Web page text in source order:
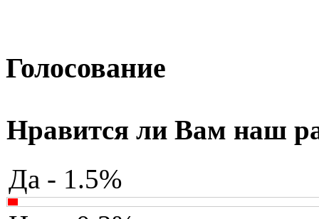
Голосование
Нравится ли Вам наш
Да - 1.5%